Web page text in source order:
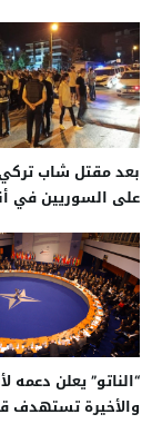
بعد مقتل شاب
على السوريين في
“الناتو” يعلن دعمه
والأخيرة تستهدف